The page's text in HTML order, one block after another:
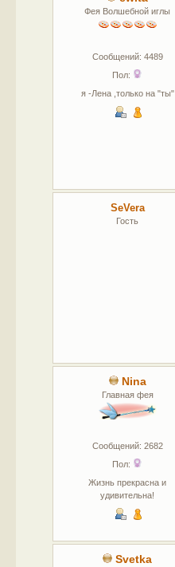
Фея Волшебной иглы
Сообщений: 4489
Пол:
я -Лена ,только на "ты"
SeVera
Гость
Nina
Главная фея
Сообщений: 2682
Пол:
Жизнь прекрасна и
удивительна!
Svetka